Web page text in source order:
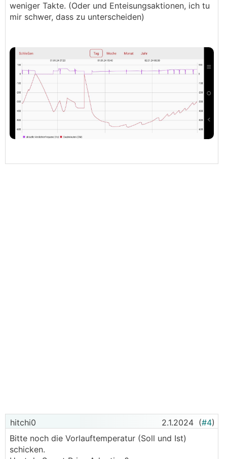
weniger Takte. (Oder und Enteisungsaktionen, ich tu
mir schwer, dass zu unterscheiden)
hitchi0 2.1.2024 (#4)
Bitte noch die Vorlauftemperatur (Soll und Ist)
schicken.